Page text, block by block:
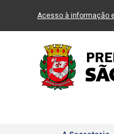
Ir ao Conteúdo
Acesso à informação